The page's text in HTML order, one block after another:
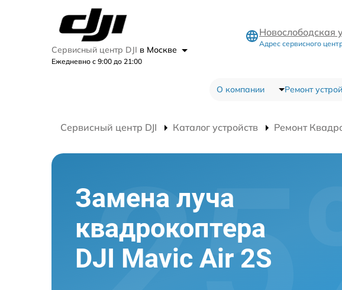
Сервисный центр DJI в Москве
Ежедневно с 9:00 до 21:00
Новослободская
Адрес сервисного
О компании Ремонт
Сервисный центр DJI Каталог устройств Ремонт
Замена луча
квадрокоптера
DJI Mavic Air 2S